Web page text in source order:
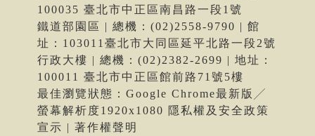
100035 臺北市中正區南昌路一段1號
鐵道部園區 | 總機：(02)2558-9790 | 館
址：103011臺北市大同區延平北路一段2號
行政大樓 | 總機：(02)2382-2699 | 地址：
100011 臺北市中正區館前路71號5樓
最佳瀏覽狀態：Google Chrome最新版╱
螢幕解析度1920x1080 隱私權及安全政策
宣示 | 著作權聲明